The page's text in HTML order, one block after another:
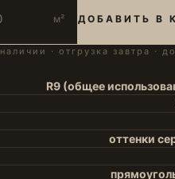
м² ДОБАВИТЬ В
· отгрузка завтра ·
R9 (общее
оттенки